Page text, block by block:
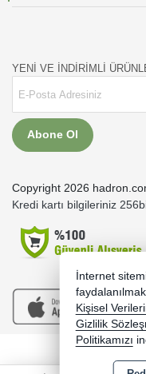
YENİ VE İNDİRİMLİ
Abone Ol
Copyright 2026
Kredi kartı bilgileriniz
Bu site
İnternet
Kişisel
Gizlilik
Politikamızı